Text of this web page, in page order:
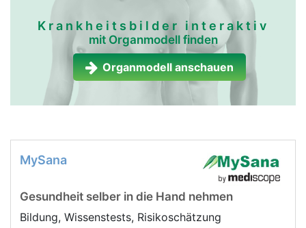
Krankheitsbilder interaktiv
mit Organmodell finden
Organmodell anschauen
MySana
Gesundheit selber in die Hand nehmen
Bildung, Wissenstests, Risikoschätzung